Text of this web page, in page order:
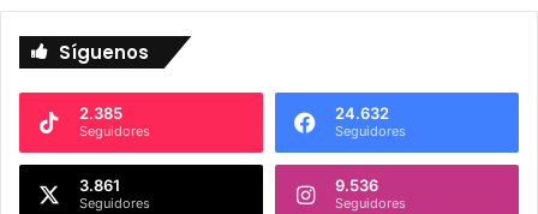
c
h
y
T
Síguenos
2.385
Seguidores
24.632
Seguidores
3.861
Seguidores
9.536
Seguidores